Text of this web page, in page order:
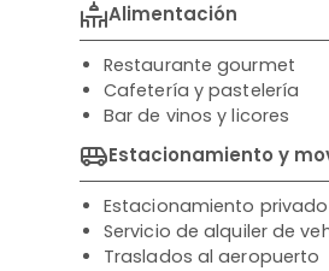
Alimentación
Restaurante gourmet
Cafetería y pastelería
Bar de vinos y licores
Estacionamiento y
Estacionamiento privado
Servicio de alquiler de
Traslados al aeropuerto